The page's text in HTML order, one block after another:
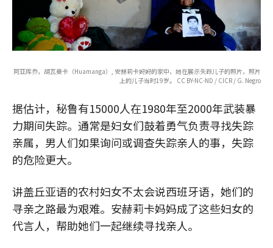
阿亚库乔，胡瓦曼卡（Huamanga）, 安赫莉卡妈妈的家中，她在展示失踪儿子的照片，照片
上的儿子当时19岁。 CC BY-NC-ND / CICR / G. Negro
据估计，秘鲁有15000人在1980年至2000年武装暴
力期间失踪。通常是妇女们鼓着勇气负责寻找失踪
亲属，男人们如果询问或调查失踪亲人的事，失踪
的危险更大。
讲盖丘亚语的农村妇女不太会说西班牙语，她们的
寻亲之路最为艰难。安赫莉卡妈妈成了这些妇女的
代言人，帮助她们一起继续寻找亲人。